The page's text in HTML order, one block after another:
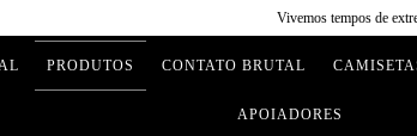
Vivemos tempos de
PRODUTOS CONTATO BRUTAL
APOIADORES